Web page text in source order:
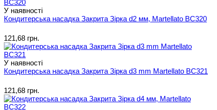
У наявності
Кондитерська насадка Закрита Зірка d2 мм, Martellato BC320
121,68 грн.
У наявності
Кондитерська насадка Закрита Зірка d3 mm Martellato BC321
121,68 грн.